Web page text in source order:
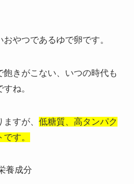
やつであるゆで卵です。
飽きがこない、いつの時代も
ね。
すが、 低糖質、高タンパク
す。
養成分